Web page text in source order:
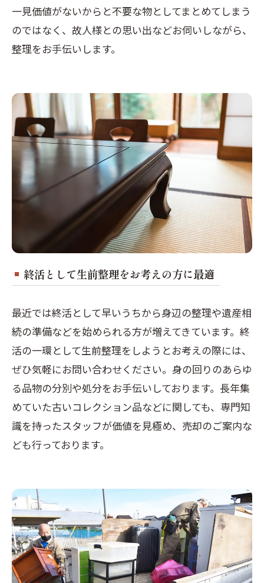
一見価値がないからと不要な物としてまとめてしまう
のではなく、故人様との思い出などお伺いしながら、
整理をお手伝いします。
終活として生前整理をお考えの方に最適
最近では終活として早いうちから身辺の整理や遺産相
続の準備などを始められる方が増えてきています。終
活の一環として生前整理をしようとお考えの際には、
ぜひ気軽にお問い合わせください。身の回りのあらゆ
る品物の分別や処分をお手伝いしております。長年集
めていた古いコレクション品などに関しても、専門知
識を持ったスタッフが価値を見極め、売却のご案内な
ども行っております。